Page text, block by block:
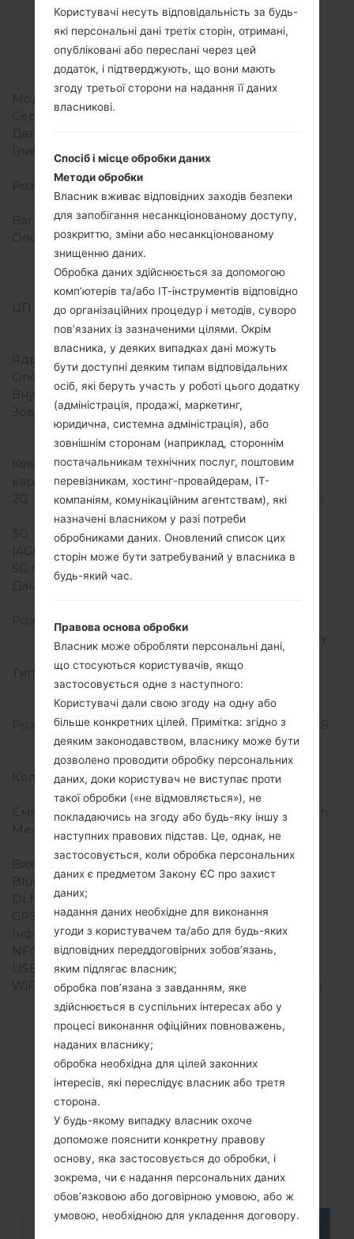
LGH634(LGH634)
akaLG G Stylo LTE
Модель та її характеристики
Модель
LGH634
Серія
Дата випуску
Глибина
дюйма)
Розміри (ширина/висота)
(6.08 x 3.12 дюйма)
Вага
165.9 грам (5.86 унції)
Операційна система
Android 5.0 (Lollipop),
(Marshmallow)
Апаратне забезпечення
ЦП (процесор)
1.2 GHz Cortex-A53,
Qualcomm MSM8916
Snapdragon 410
Ядра процесора
Чотирьохядерний
Оперативна память
Внутрішня память
8GB
Зовнішня память
microSD, до 32 GB
(виділений слот)
Мережа та дані
Кількість місць для сім
карт
1 Мікро SIM
2G
GSM 850/900/1800/1900
MHz
3G
HSPA 800/1900 MHz
(4G) LTE
-
5G network
Дані
Розмір екрану
співвідношення екрану
до тіла)
Тип екрану
IPS LCD ємнісний
сенсорний екран, 16M
кольорів
Розширення екрану
720 x 1280 пікселів (~258
щільність пікселів на
дюйм)
Кольори екрану
16M кольорів
Акамулятор і клавіатура
Ємність акумулятора
Зємний Li-Ion 3000 mAh
Механічна клавіатура
Інтерфейси
Вихід для аудіо
3.5mm jack
Bluetooth
Версія 4.1, A2DP
DLNA
GPS
Так, A-GPS
Інфрачервоний порт
Ні
NFC
Так
USB
WiFi
Wi-Fi 802.11 a/b/g/n, WiFi
Direct, hotspot
Статті
LGH634(LGH634)
akaLG G Stylo LTE
Користувачі несуть відповідальність за будь-
які персональні дані третіх сторін, отримані,
опубліковані або переслані через цей
додаток, і підтверджують, що вони мають
згоду третьої сторони на надання її даних
власникові.
Спосіб і місце обробки даних
Методи обробки
Власник вживає відповідних заходів безпеки
для запобігання несанкціонованому доступу,
розкриттю, зміни або несанкціонованому
знищенню даних.
Обробка даних здійснюється за допомогою
комп’ютерів та/або ІТ-інструментів відповідно
до організаційних процедур і методів, суворо
пов’язаних із зазначеними цілями. Окрім
власника, у деяких випадках дані можуть
бути доступні деяким типам відповідальних
осіб, які беруть участь у роботі цього додатку
(адміністрація, продажі, маркетинг,
юридична, системна адміністрація), або
зовнішнім сторонам (наприклад, стороннім
постачальникам технічних послуг, поштовим
перевізникам, хостинг-провайдерам, ІТ-
компаніям, комунікаційним агентствам), які
назначені власником у разі потреби
обробниками даних. Оновлений список цих
сторін може бути затребуваний у власника в
будь-який час.
Правова основа обробки
Власник може обробляти персональні дані,
що стосуються користувачів, якщо
застосовується одне з наступного:
Користувачі дали свою згоду на одну або
більше конкретних цілей. Примітка: згідно з
деяким законодавством, власнику може бути
дозволено проводити обробку персональних
даних, доки користувач не виступає проти
такої обробки («не відмовляється»), не
покладаючись на згоду або будь-яку іншу з
наступних правових підстав. Це, однак, не
застосовується, коли обробка персональних
даних є предметом Закону ЄС про захист
даних;
надання даних необхідне для виконання
угоди з користувачем та/або для будь-яких
відповідних переддоговірних зобов’язань,
яким підлягає власник;
обробка пов’язана з завданням, яке
здійснюється в суспільних інтересах або у
процесі виконання офіційних повноважень,
наданих власнику;
обробка необхідна для цілей законних
інтересів, які переслідує власник або третя
сторона.
У будь-якому випадку власник охоче
допоможе пояснити конкретну правову
основу, яка застосовується до обробки, і
зокрема, чи є надання персональних даних
обов’язковою або договірною умовою, або ж
умовою, необхідною для укладення договору.